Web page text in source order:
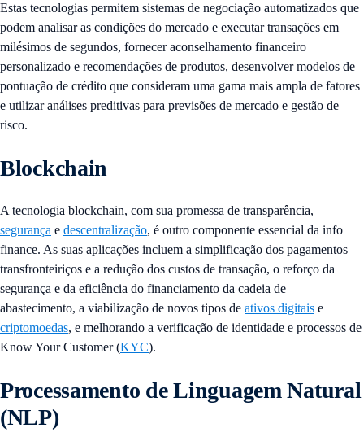
Estas tecnologias permitem sistemas de negociação automatizados que
podem analisar as condições do mercado e executar transações em
milésimos de segundos, fornecer aconselhamento financeiro
personalizado e recomendações de produtos, desenvolver modelos de
pontuação de crédito que consideram uma gama mais ampla de fatores
e utilizar análises preditivas para previsões de mercado e gestão de
risco.
Blockchain
A tecnologia blockchain, com sua promessa de transparência,
segurança e descentralização, é outro componente essencial da info
finance. As suas aplicações incluem a simplificação dos pagamentos
transfronteiriços e a redução dos custos de transação, o reforço da
segurança e da eficiência do financiamento da cadeia de
abastecimento, a viabilização de novos tipos de ativos digitais e
criptomoedas, e melhorando a verificação de identidade e processos de
Know Your Customer (KYC).
Processamento de Linguagem Natural
(NLP)